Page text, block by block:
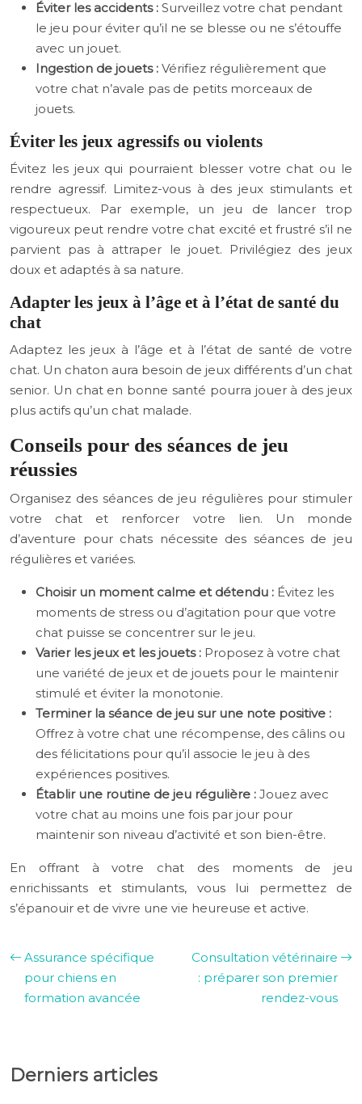
Éviter les accidents : Surveillez votre chat pendant
le jeu pour éviter qu’il ne se blesse ou ne s’étouffe
avec un jouet.
Ingestion de jouets : Vérifiez régulièrement que
votre chat n’avale pas de petits morceaux de
jouets.
Éviter les jeux agressifs ou violents
Évitez les jeux qui pourraient blesser votre chat ou le
rendre agressif. Limitez-vous à des jeux stimulants et
respectueux. Par exemple, un jeu de lancer trop
vigoureux peut rendre votre chat excité et frustré s’il ne
parvient pas à attraper le jouet. Privilégiez des jeux
doux et adaptés à sa nature.
Adapter les jeux à l’âge et à l’état de santé du
chat
Adaptez les jeux à l’âge et à l’état de santé de votre
chat. Un chaton aura besoin de jeux différents d’un chat
senior. Un chat en bonne santé pourra jouer à des jeux
plus actifs qu’un chat malade.
Conseils pour des séances de jeu
réussies
Organisez des séances de jeu régulières pour stimuler
votre chat et renforcer votre lien. Un monde
d’aventure pour chats nécessite des séances de jeu
régulières et variées.
Choisir un moment calme et détendu : Évitez les
moments de stress ou d’agitation pour que votre
chat puisse se concentrer sur le jeu.
Varier les jeux et les jouets : Proposez à votre chat
une variété de jeux et de jouets pour le maintenir
stimulé et éviter la monotonie.
Terminer la séance de jeu sur une note positive :
Offrez à votre chat une récompense, des câlins ou
des félicitations pour qu’il associe le jeu à des
expériences positives.
Établir une routine de jeu régulière : Jouez avec
votre chat au moins une fois par jour pour
maintenir son niveau d’activité et son bien-être.
En offrant à votre chat des moments de jeu
enrichissants et stimulants, vous lui permettez de
s’épanouir et de vivre une vie heureuse et active.
Assurance spécifique
pour chiens en
formation avancée
Consultation vétérinaire
: préparer son premier
rendez-vous
Derniers articles